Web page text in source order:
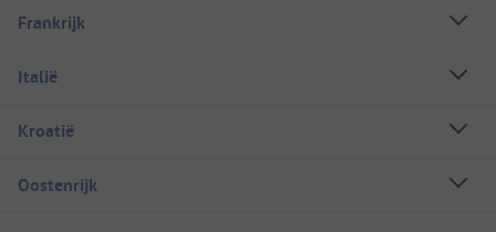
Frankrijk
Italië
Kroatië
Oostenrijk